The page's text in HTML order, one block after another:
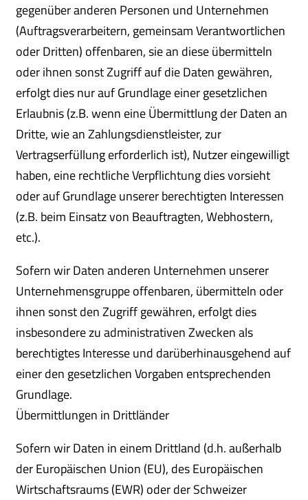
gegenüber anderen Personen und Unternehmen
(Auftragsverarbeitern, gemeinsam Verantwortlichen
oder Dritten) offenbaren, sie an diese übermitteln
oder ihnen sonst Zugriff auf die Daten gewähren,
erfolgt dies nur auf Grundlage einer gesetzlichen
Erlaubnis (z.B. wenn eine Übermittlung der Daten an
Dritte, wie an Zahlungsdienstleister, zur
Vertragserfüllung erforderlich ist), Nutzer eingewilligt
haben, eine rechtliche Verpflichtung dies vorsieht
oder auf Grundlage unserer berechtigten Interessen
(z.B. beim Einsatz von Beauftragten, Webhostern,
etc.).
Sofern wir Daten anderen Unternehmen unserer
Unternehmensgruppe offenbaren, übermitteln oder
ihnen sonst den Zugriff gewähren, erfolgt dies
insbesondere zu administrativen Zwecken als
berechtigtes Interesse und darüberhinausgehend auf
einer den gesetzlichen Vorgaben entsprechenden
Grundlage.
Übermittlungen in Drittländer
Sofern wir Daten in einem Drittland (d.h. außerhalb
der Europäischen Union (EU), des Europäischen
Wirtschaftsraums (EWR) oder der Schweizer